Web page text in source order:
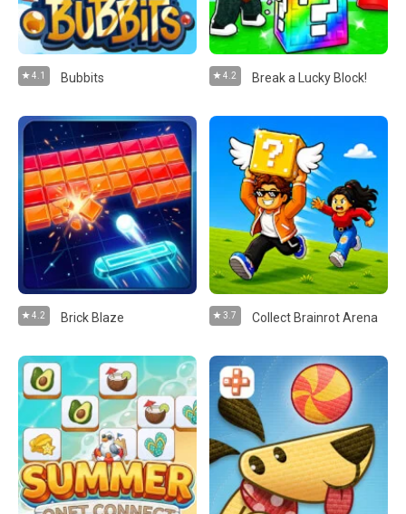
4.1 Bubbits 4.2 Break a Lucky Block!
4.2 Brick Blaze 3.7 Collect Brainrot Arena